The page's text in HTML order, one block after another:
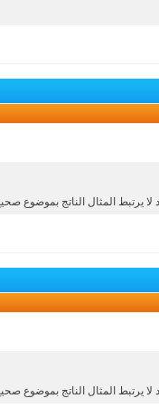
يرتبط المثال الناتج بموضوع
يرتبط المثال الناتج بموضوع